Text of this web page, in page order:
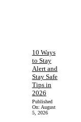
10 Ways
to Stay
Alert and
Stay Safe
Tips in
2026
Published
On: August
5, 2026